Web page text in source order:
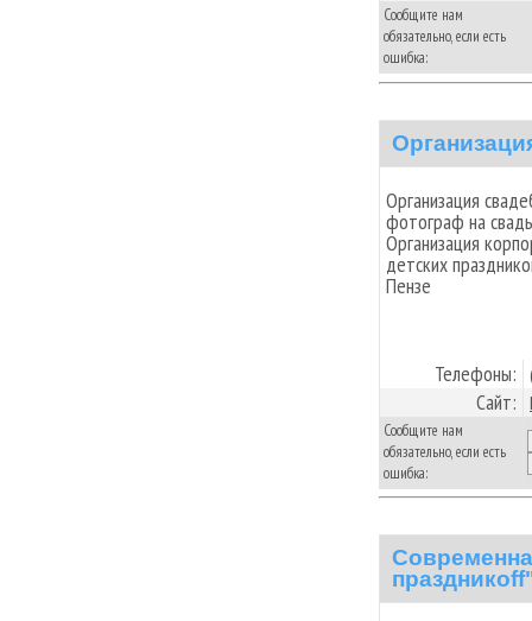
Сообщите нам
обязательно, если есть
ошибка:
Организация
фотограф на
Организация
детских
Пензе
Телефоны:
Сайт:
Сообщите нам
обязательно, если есть
ошибка: